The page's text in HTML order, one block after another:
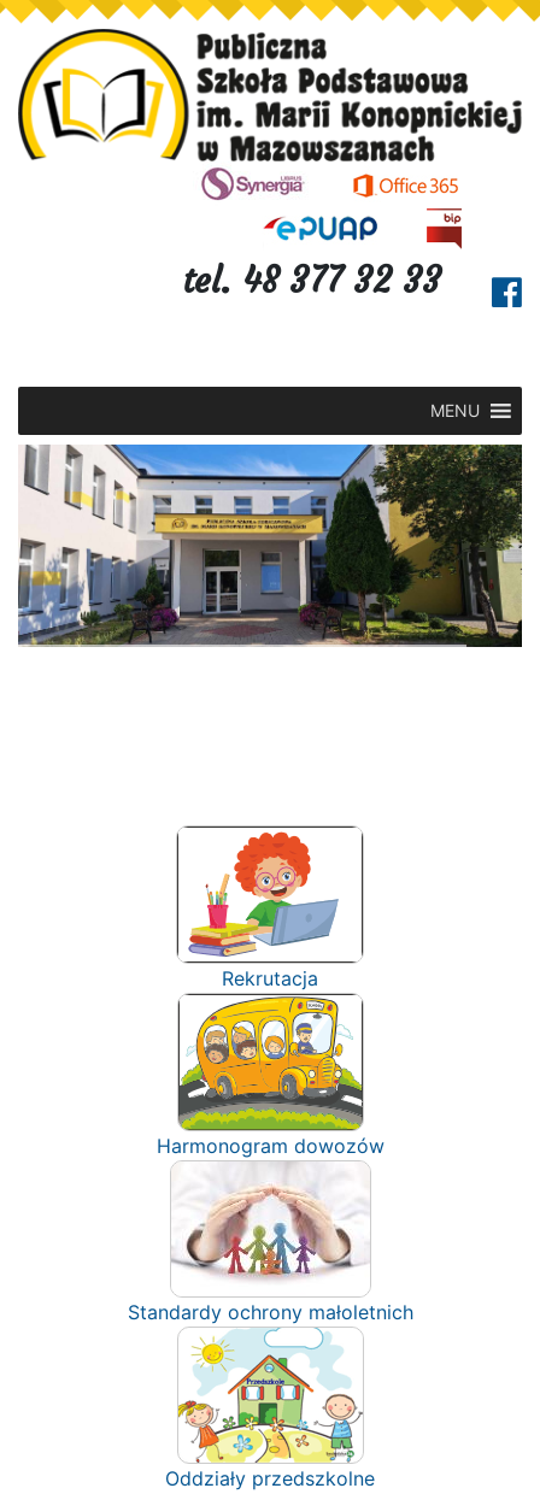
tel. 48 377 32 33
MENU
Rekrutacja
Harmonogram dowozów
Standardy ochrony małoletnich
Oddziały przedszkolne